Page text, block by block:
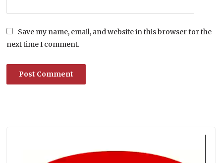
Save my name, email, and website in this browser for the
next time I comment.